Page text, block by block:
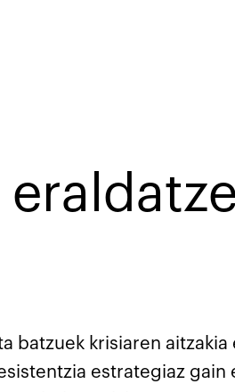
batzuek krisiaren
estrategiaz